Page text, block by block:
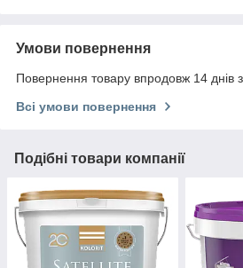
Умови повернення
Повернення товару впродовж 14 днів
Всі умови повернення
Подібні товари компанії